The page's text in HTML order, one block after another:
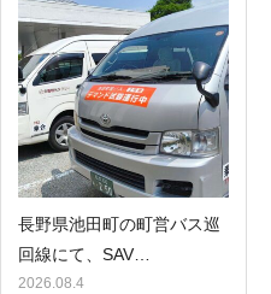
長野県池田町の町営バス巡
回線にて、SAV…
2026.08.4